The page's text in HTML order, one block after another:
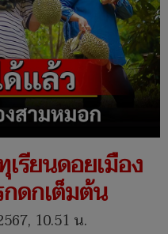
รียนดอยเมือง
ดกเต็มต้น
10.51 น.